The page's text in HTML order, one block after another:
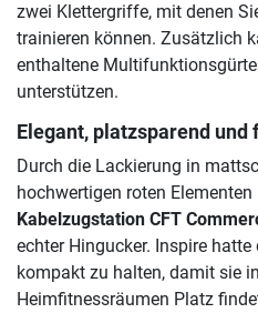
zwei Klettergriffe, mit denen
trainieren können. Zusätzlich
enthaltene
unterstützen.
Elegant, platzsparend und
Durch die Lackierung in
hochwertigen roten Elementen
Kabelzugstation CFT
echter Hingucker. Inspire
kompakt zu halten, damit sie
Heimfitnessräumen Platz